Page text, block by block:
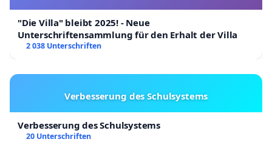
"Die Villa" bleibt 2025! - Neue
Unterschriftensammlung für den Erhalt der Villa
2 038 Unterschriften
Verbesserung des Schulsystems
Verbesserung des Schulsystems
20 Unterschriften